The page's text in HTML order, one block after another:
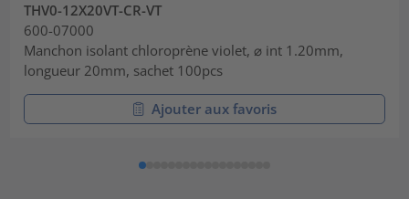
THV0-12X20VT-CR-VT
600-07000
Manchon isolant chloroprène violet, ⌀ int 1.20mm,
longueur 20mm, sachet 100pcs
Ajouter aux favoris